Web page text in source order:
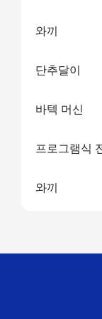
와끼
단추달이
바텍 머신
프로그램식
와끼